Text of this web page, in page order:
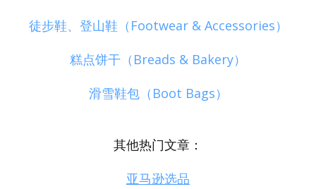
徒步鞋、登山鞋（Footwear & Accessories）
糕点饼干（Breads & Bakery）
滑雪鞋包（Boot Bags）
其他热门文章：
亚马逊选品